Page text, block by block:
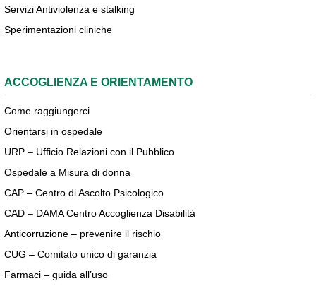
Servizi Antiviolenza e stalking
Sperimentazioni cliniche
ACCOGLIENZA E ORIENTAMENTO
Come raggiungerci
Orientarsi in ospedale
URP – Ufficio Relazioni con il Pubblico
Ospedale a Misura di donna
CAP – Centro di Ascolto Psicologico
CAD – DAMA Centro Accoglienza Disabilità
Anticorruzione – prevenire il rischio
CUG – Comitato unico di garanzia
Farmaci – guida all’uso